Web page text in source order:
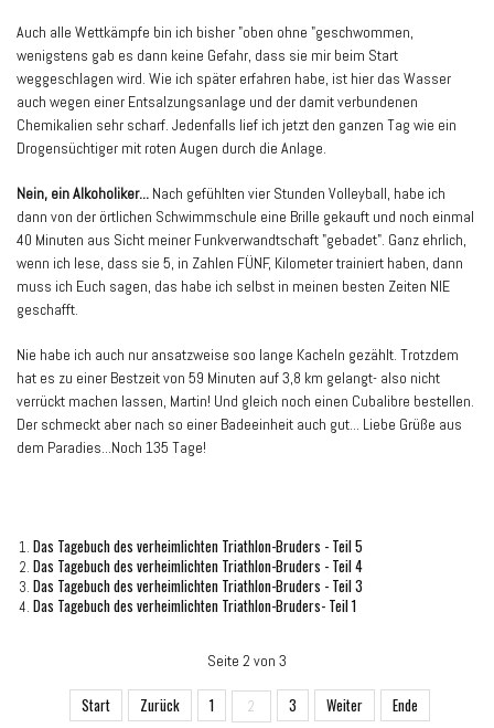
Auch alle Wettkämpfe bin ich bisher "oben ohne "geschwommen,
wenigstens gab es dann keine Gefahr, dass sie mir beim Start
weggeschlagen wird. Wie ich später erfahren habe, ist hier das Wasser
auch wegen einer Entsalzungsanlage und der damit verbundenen
Chemikalien sehr scharf. Jedenfalls lief ich jetzt den ganzen Tag wie ein
Drogensüchtiger mit roten Augen durch die Anlage.
Nein, ein Alkoholiker... Nach gefühlten vier Stunden Volleyball, habe ich
dann von der örtlichen Schwimmschule eine Brille gekauft und noch einmal
40 Minuten aus Sicht meiner Funkverwandtschaft "gebadet". Ganz ehrlich,
wenn ich lese, dass sie 5, in Zahlen FÜNF, Kilometer trainiert haben, dann
muss ich Euch sagen, das habe ich selbst in meinen besten Zeiten NIE
geschafft.
Nie habe ich auch nur ansatzweise soo lange Kacheln gezählt. Trotzdem
hat es zu einer Bestzeit von 59 Minuten auf 3,8 km gelangt- also nicht
verrückt machen lassen, Martin! Und gleich noch einen Cubalibre bestellen.
Der schmeckt aber nach so einer Badeeinheit auch gut... Liebe Grüße aus
dem Paradies...Noch 135 Tage!
Das Tagebuch des verheimlichten Triathlon-Bruders - Teil 5
Das Tagebuch des verheimlichten Triathlon-Bruders - Teil 4
Das Tagebuch des verheimlichten Triathlon-Bruders - Teil 3
Das Tagebuch des verheimlichten Triathlon-Bruders- Teil 1
Seite 2 von 3
Start Zurück 1 2 3 Weiter Ende